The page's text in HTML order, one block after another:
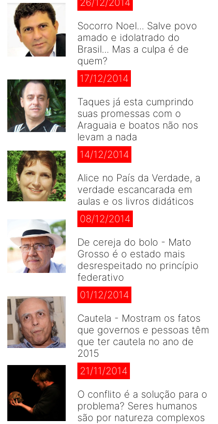
26/12/2014
Socorro Noel... Salve povo
amado e idolatrado do
Brasil... Mas a culpa é de
quem?
17/12/2014
Taques já esta cumprindo
suas promessas com o
Araguaia e boatos não nos
levam a nada
14/12/2014
Alice no País da Verdade, a
verdade escancarada em
aulas e os livros didáticos
08/12/2014
De cereja do bolo - Mato
Grosso é o estado mais
desrespeitado no princípio
federativo
01/12/2014
Cautela - Mostram os fatos
que governos e pessoas têm
que ter cautela no ano de
2015
21/11/2014
O conflito é a solução para o
problema? Seres humanos
são por natureza complexos